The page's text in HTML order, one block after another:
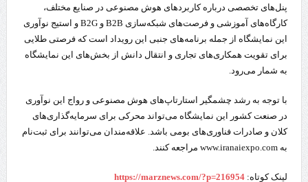
پنل‌های تخصصی درباره کاربردهای هوش مصنوعی در صنایع مختلف،
کارگاه‌های آموزشی و فرصت‌های شبکه‌سازی B2B و B2G و استیج نوآوری
این نمایشگاه از جمله برنامه‌های جنبی این رویداد است که فرصتی طلایی
برای تقویت همکاری‌های تجاری و انتقال دانش از بخش‌های این نمایشگاه
به شمار می‌رود.
با توجه به رشد چشمگیر استارتاپ‌های هوش‌ مصنوعی و رواج این نوآوری
در صنعت کشور این نمایشگاه می‌تواند محرکی برای سرمایه‌گذاری‌های
کلان و صادرات فناوری‌های بومی باشد. علاقه‌مندان می‌توانند برای ثبت‌نام
به www.iranaiexpo.com مراجعه کنند.
لینک کوتاه: https://marznews.com/?p=216954